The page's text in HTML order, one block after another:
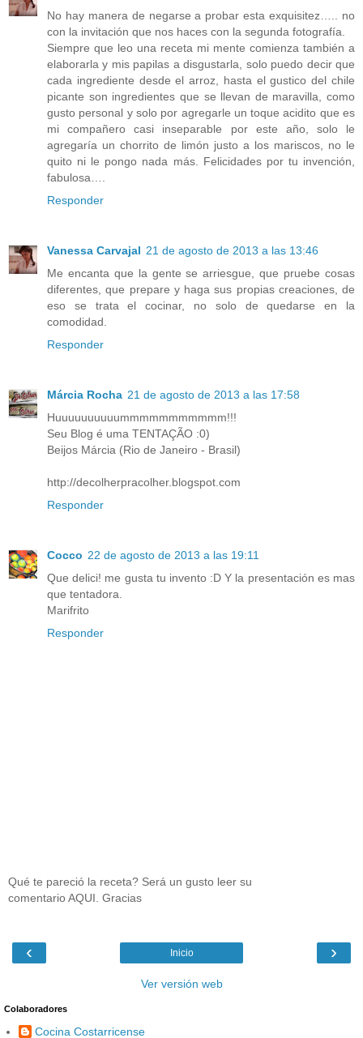
No hay manera de negarse a probar esta exquisitez….. no
con la invitación que nos haces con la segunda fotografía.
Siempre que leo una receta mi mente comienza también a
elaborarla y mis papilas a disgustarla, solo puedo decir que
cada ingrediente desde el arroz, hasta el gustico del chile
picante son ingredientes que se llevan de maravilla, como
gusto personal y solo por agregarle un toque acidito que es
mi compañero casi inseparable por este año, solo le
agregaría un chorrito de limón justo a los mariscos, no le
quito ni le pongo nada más. Felicidades por tu invención,
fabulosa….
Responder
Vanessa Carvajal 21 de agosto de 2013 a las 13:46
Me encanta que la gente se arriesgue, que pruebe cosas
diferentes, que prepare y haga sus propias creaciones, de
eso se trata el cocinar, no solo de quedarse en la
comodidad.
Responder
Márcia Rocha 21 de agosto de 2013 a las 17:58
Huuuuuuuuuummmmmmmmmmm!!!
Seu Blog é uma TENTAÇÃO :0)
Beijos Márcia (Rio de Janeiro - Brasil)
http://decolherpracolher.blogspot.com
Responder
Cocco 22 de agosto de 2013 a las 19:11
Que delici! me gusta tu invento :D Y la presentación es mas
que tentadora.
Marifrito
Responder
Qué te pareció la receta? Será un gusto leer su
comentario AQUI. Gracias
‹ ›
Inicio
Ver versión web
Colaboradores
Cocina Costarricense